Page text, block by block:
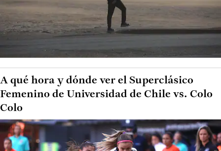
A qué hora y dónde ver el Superclásico
Femenino de Universidad de Chile vs. Colo
Colo